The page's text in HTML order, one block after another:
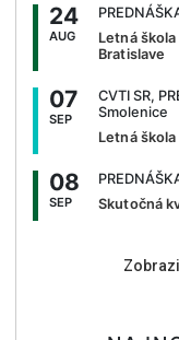
24
AUG
Letná
Bratislave
07
SEP
CVTI SR,
Smolenice
Letná
08
SEP
Skutočná